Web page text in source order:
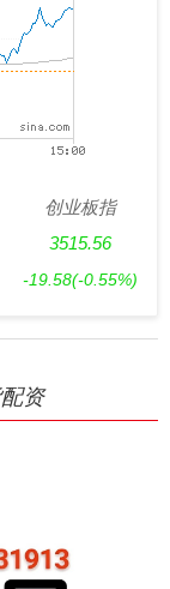
创业板指
3515.56
-19.58(-0.55%)
资